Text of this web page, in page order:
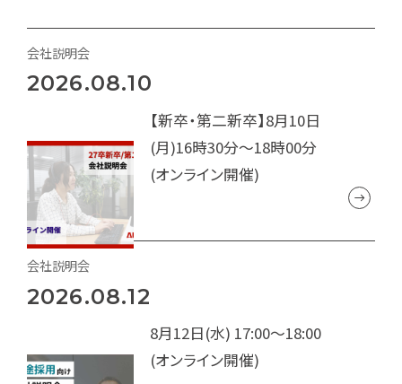
2026.08.10
【新卒・第二新卒】8月10日
(月)16時30分～18時00分
(オンライン開催)
会社説明会
2026.08.12
8月12日(水) 17:00～18:00
(オンライン開催)
会社説明会